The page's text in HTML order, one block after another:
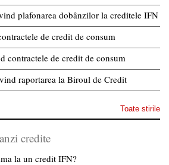
plafonarea dobânzilor la creditele IFN
de credit de consum
contractele de credit de consum
raportarea la Biroul de Credit
Toate stirile
credite
la un credit IFN?